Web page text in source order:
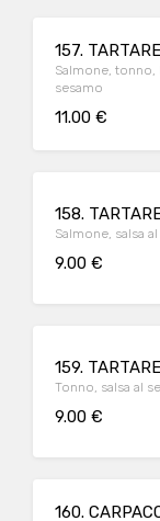
157.
Salmone, tonno,
sesamo
11.00 €
158.
Salmone, salsa
9.00 €
159.
Tonno, salsa al
9.00 €
160.